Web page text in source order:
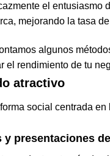
el entusiasmo
mejorando la tasa
algunos
el rendimiento de tu
atractivo
social centrada
y presentaciones